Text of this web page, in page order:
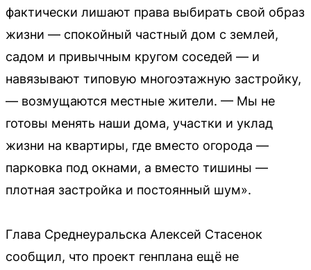
фактически лишают права выбирать свой образ
жизни — спокойный частный дом с землей,
садом и привычным кругом соседей — и
навязывают типовую многоэтажную застройку,
— возмущаются местные жители. — Мы не
готовы менять наши дома, участки и уклад
жизни на квартиры, где вместо огорода —
парковка под окнами, а вместо тишины —
плотная застройка и постоянный шум».
Глава Среднеуральска Алексей Стасенок
сообщил, что проект генплана ещё не